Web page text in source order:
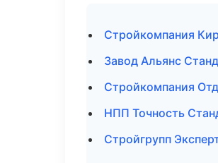
Стройкомпания
Завод Альянс
Стройкомпания
НПП Точность
Стройгрупп